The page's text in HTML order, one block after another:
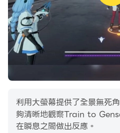
利用大螢幕提供了全景無死
夠清晰地觀察Train to
在瞬息之間做出反應。